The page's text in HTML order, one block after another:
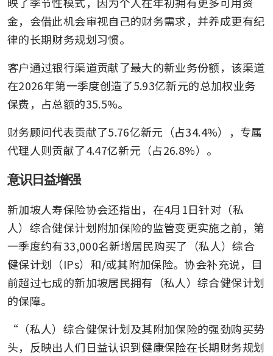
金，会借此机会审视自己的财务需求，并养成更有纪
律的长期财务规划习惯。
客户通过银行渠道贡献了最大的新业务份额，该渠道
在2026年第一季度创造了5.93亿新元的总加权业务
保费，占总额的35.5%。
财务顾问代表贡献了5.76亿新元（占34.4%），专属
代理人则贡献了4.47亿新元（占26.8%）。
意识日益增强
新加坡人寿保险协会还指出，在4月1日针对（私
人）综合健保计划附加保险的监管变更实施之前，第
一季度约有33,000名新增居民购买了（私人）综合
健保计划（IPs）和/或其附加保险。协会补充说，目
前超过七成的新加坡居民拥有（私人）综合健保计划
的保障。
“（私人）综合健保计划及其附加保险的强劲购买势
头，反映出人们日益认识到健康保险在长期财务规划